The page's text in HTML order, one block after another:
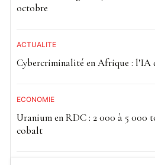
octobre
ACTUALITE
Cybercriminalité en Afrique : l’IA
ECONOMIE
Uranium en RDC : 2 000 à 5 000
cobalt